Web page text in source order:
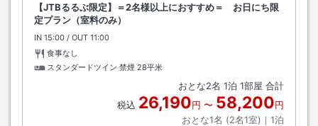
【JTBるるぶ限定】＝2名様以上におすすめ＝ お日にち限
定プラン（室料のみ）
IN チェックイン
15:00 / OUT チェックアウト
11:00
食事なし
スタンダードツイン 禁煙 28平米
おとな2名 1泊 1部屋 合計
税込 26,190円 〜 58,200円
おとな1名 (2名1室)｜ 1泊